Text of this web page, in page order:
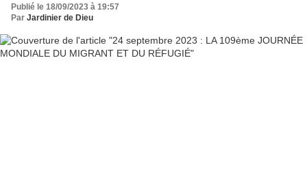
Publié le 18/09/2023 à 19:57
Par Jardinier de Dieu